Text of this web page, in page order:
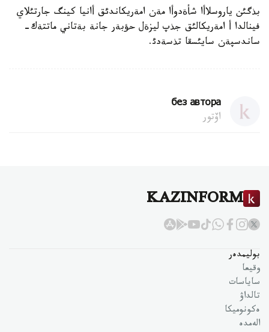
بذگئن ياروسلاأا شأةدوأا مةن امةريكاندئق أانيا كينگ جارتئلاي
فينالدا أ امةريكالئق جذپ ليزةل حؤبةر جانة بةتاني ماتتةك-
ساندسپةن سايئسقا تذسةدئ.
без автора
اۆتور
KAZINFORM
بوليمدەر
وقيعا
ساياسات
تالداۋ
ەكونوميكا
الەمدە